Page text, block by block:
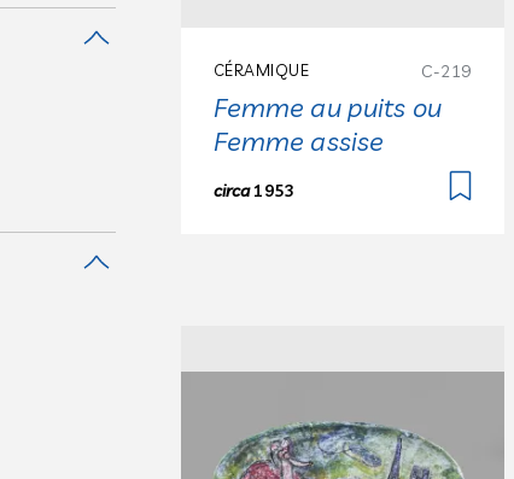
CÉRAMIQUE C-219
Femme au puits ou
Femme assise
circa1953